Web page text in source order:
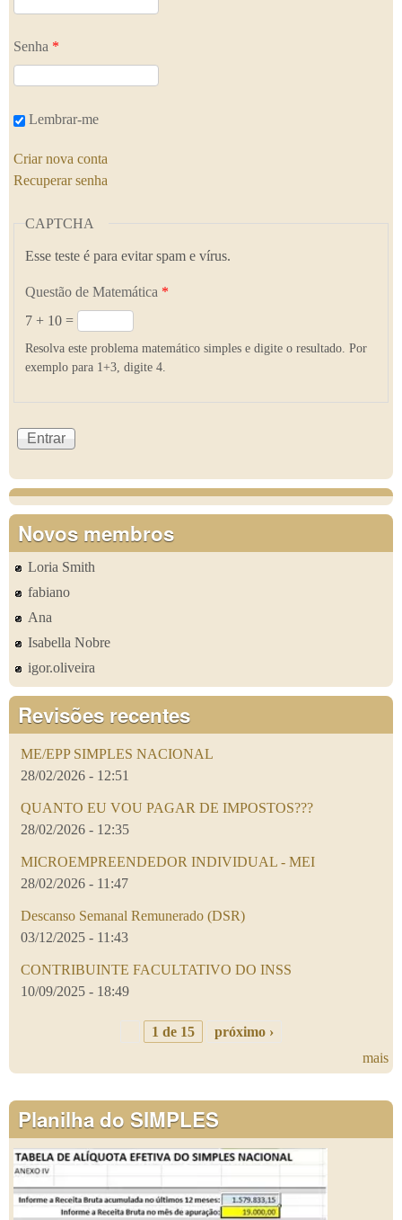
Senha *
Lembrar-me
Criar nova conta
Recuperar senha
CAPTCHA
Esse teste é para evitar spam e vírus.
Questão de Matemática *
7 + 10 =
Resolva este problema matemático simples e digite o resultado. Por
exemplo para 1+3, digite 4.
Novos membros
Loria Smith
fabiano
Ana
Isabella Nobre
igor.oliveira
Revisões recentes
ME/EPP SIMPLES NACIONAL
28/02/2026 - 12:51
QUANTO EU VOU PAGAR DE IMPOSTOS???
28/02/2026 - 12:35
MICROEMPREENDEDOR INDIVIDUAL - MEI
28/02/2026 - 11:47
Descanso Semanal Remunerado (DSR)
03/12/2025 - 11:43
CONTRIBUINTE FACULTATIVO DO INSS
10/09/2025 - 18:49
1 de 15
próximo ›
mais
Planilha do SIMPLES